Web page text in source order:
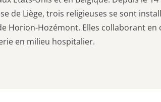
de Liège, trois religieuses se sont
Horion-Hozémont. Elles collaborant
en milieu hospitalier.